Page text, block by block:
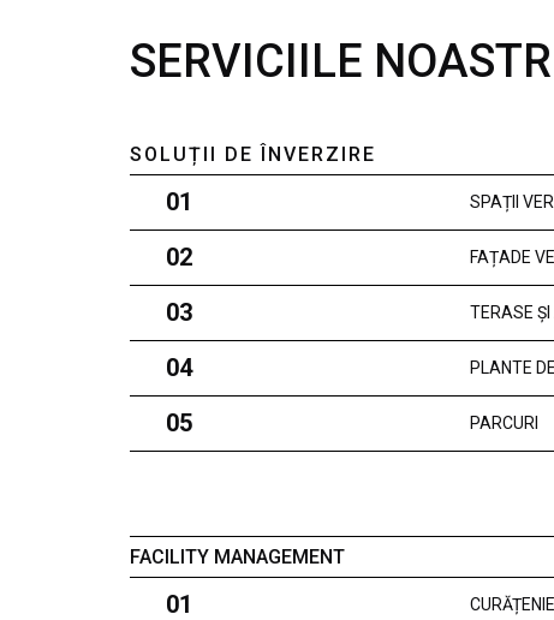
SERVICIILE
SOLUȚII DE ÎNVERZIRE
01 SPAȚII
02 FAȚADE
03 TERASE ȘI
04 PLANTE
05 PARCURI
FACILITY MANAGEMENT
01 CURĂȚENIE